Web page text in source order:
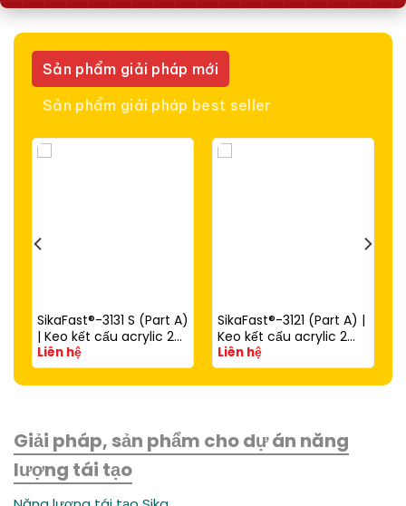
Sản phẩm giải pháp mới
Sản phẩm giải pháp best seller
SikaFast®-3131 S (Part A)
| Keo kết cấu acrylic 2
thành phần đóng rắn
nhanh dùng với
SikaFast®-3081 N (Part
Liên hệ
SikaFast®-3121 (Part A) |
Keo kết cấu acrylic 2
thành phần đóng rắn
nhanh (dùng với
SikaFast®-3081 N Part B)
Liên hệ
Giải pháp, sản phẩm cho dự án năng
lượng tái tạo